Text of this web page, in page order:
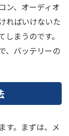
ン、オーディオ
ればいけないた
まうのです。
、バッテリーの
す。まずは、メ